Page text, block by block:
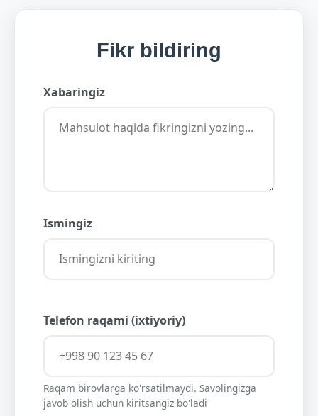
Fikr bildiring
Xabaringiz
Ismingiz
Telefon raqami (ixtiyoriy)
Raqam birovlarga ko'rsatilmaydi. Savolingizga
javob olish uchun kiritsangiz bo'ladi